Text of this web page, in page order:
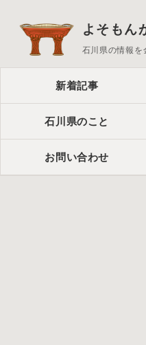
よそもん
石川県の情報を
新着記事
石川県のこと
お問い合わせ